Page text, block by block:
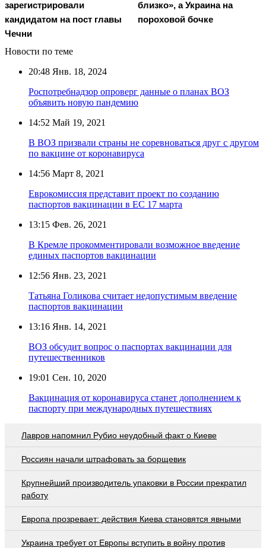
зарегистрировали
кандидатом на пост главы
Чечни
близко», а Украина на
пороховой бочке
Новости по теме
20:48 Янв. 18, 2024
Роспотребнадзор опроверг данные о планах ВОЗ
объявить новую пандемию
14:52 Май 19, 2021
В ВОЗ призвали страны не соревноваться друг с другом
по вакцине от коронавируса
14:56 Март 8, 2021
Еврокомиссия представит проект по созданию
паспортов вакцинации в ЕС 17 марта
13:15 Фев. 26, 2021
В Кремле прокомментировали возможное введение
единых паспортов вакцинации
12:56 Янв. 23, 2021
Татьяна Голикова считает недопустимым введение
паспортов вакцинации
13:16 Янв. 14, 2021
ВОЗ обсудит вопрос о паспортах вакцинации для
путешественников
19:01 Сен. 10, 2020
Вакцинация от коронавируса станет дополнением к
паспорту при международных путешествиях
Лавров напомнил Рубио неудобный факт о Киеве
Россиян начали штрафовать за борщевик
Крупнейший производитель упаковки в России прекратил
работу
Европа прозревает: действия Киева становятся явными
Украина требует от Европы вступить в войну против